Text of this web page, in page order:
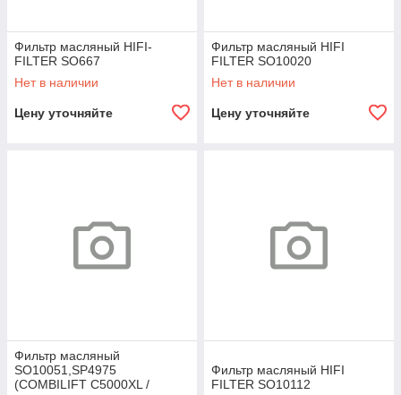
Фильтр масляный HIFI-
FILTER SO667
Нет в наличии
Цену уточняйте
Фильтр масляный HIFI
FILTER SO10020
Нет в наличии
Цену уточняйте
Фильтр масляный
SO10051,SP4975
(COMBILIFT C5000XL /
Фильтр масляный HIFI
FILTER SO10112